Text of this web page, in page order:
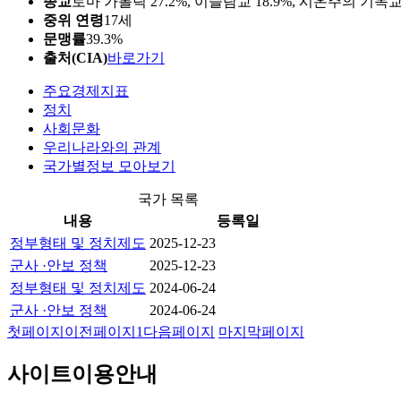
중위 연령17세
문맹률39.3%
출처(CIA)바로가기
주요경제지표
정치
사회문화
우리나라와의 관계
국가별정보 모아보기
국가 목록
내용
등록일
정부형태 및 정치제도 2025-12-23
군사 ·안보 정책
2025-12-23
정부형태 및 정치제도 2024-06-24
군사 ·안보 정책
2024-06-24
첫페이지 이전페이지 1다음페이지 마지막페이지
사이트이용안내